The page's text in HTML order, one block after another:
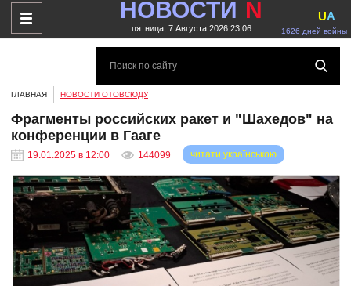
НОВОСТИ N
пятница, 7 Августа 2026 23:06 1626 дней войны
UA
ГЛАВНАЯ НОВОСТИ ОТОВСЮДУ
Фрагменты российских ракет и "Шахедов" на
конференции в Гааге
19.01.2025 в 12:00 144099 читати українською